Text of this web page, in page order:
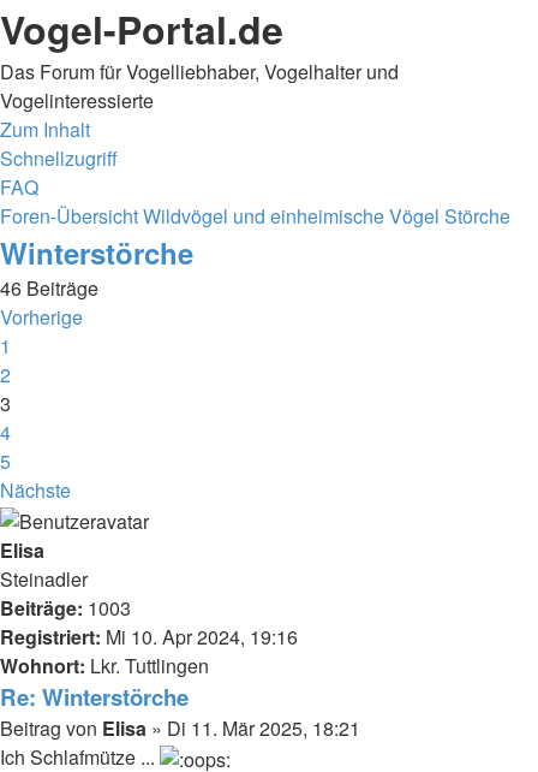
Vogel-Portal.de
Das Forum für Vogelliebhaber, Vogelhalter und
Vogelinteressierte
Zum Inhalt
Schnellzugriff
FAQ
Foren-ÜbersichtWildvögel und einheimische Vögel Störche
Winterstörche
46 Beiträge
Vorherige
1
2
3
4
5
Nächste
Elisa
Steinadler
Beiträge: 1003
Registriert: Mi 10. Apr 2024, 19:16
Wohnort: Lkr. Tuttlingen
Re: Winterstörche
Beitrag von Elisa » Di 11. Mär 2025, 18:21
Ich Schlafmütze ...